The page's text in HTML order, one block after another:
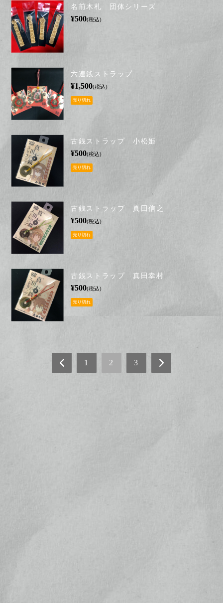
名前木札 団体シリーズ
¥500(税込)
六連銭ストラップ
¥1,500(税込)
売り切れ
古銭ストラップ 小松姫
¥500(税込)
売り切れ
古銭ストラップ 真田信之
¥500(税込)
売り切れ
古銭ストラップ 真田幸村
¥500(税込)
売り切れ
1 2 3